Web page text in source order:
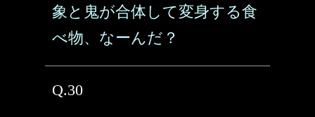
象と鬼が合体して変身する食
べ物、なーんだ？
Q.30